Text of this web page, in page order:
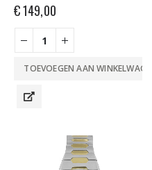
€149,00
TOEVOEGEN AAN WINKELWAGEN